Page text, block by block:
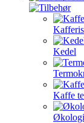
Kedel
Kaffe